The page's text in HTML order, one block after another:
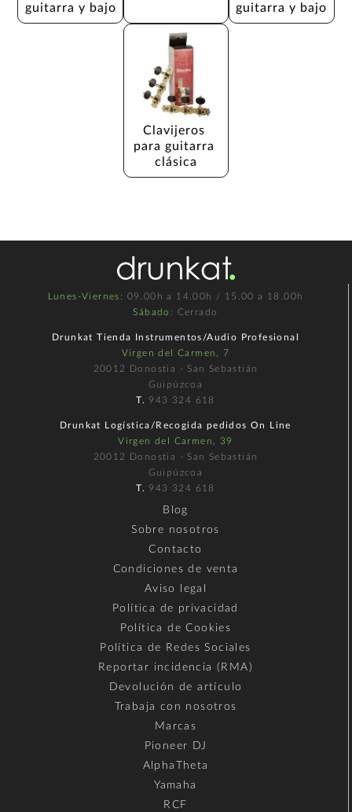
guitarra y bajo guitarra y bajo
Clavijeros
para guitarra
clásica
Lunes-Viernes : 09.00h a 14.00h / 15.00 a 18.00h
Sábado : Cerrado
Drunkat Tienda Instrumentos/Audio Profesional
Virgen del Carmen, 7
20012 Donostia - San Sebastián
Guipúzcoa
T. 943 324 618
Drunkat Logística/Recogida pedidos On Line
Virgen del Carmen, 39
20012 Donostia - San Sebastián
Guipúzcoa
T. 943 324 618
Blog
Sobre nosotros
Contacto
Condiciones de venta
Aviso legal
Política de privacidad
Política de Cookies
Política de Redes Sociales
Reportar incidencia (RMA)
Devolución de artículo
Trabaja con nosotros
Marcas
Pioneer DJ
AlphaTheta
Yamaha
RCF